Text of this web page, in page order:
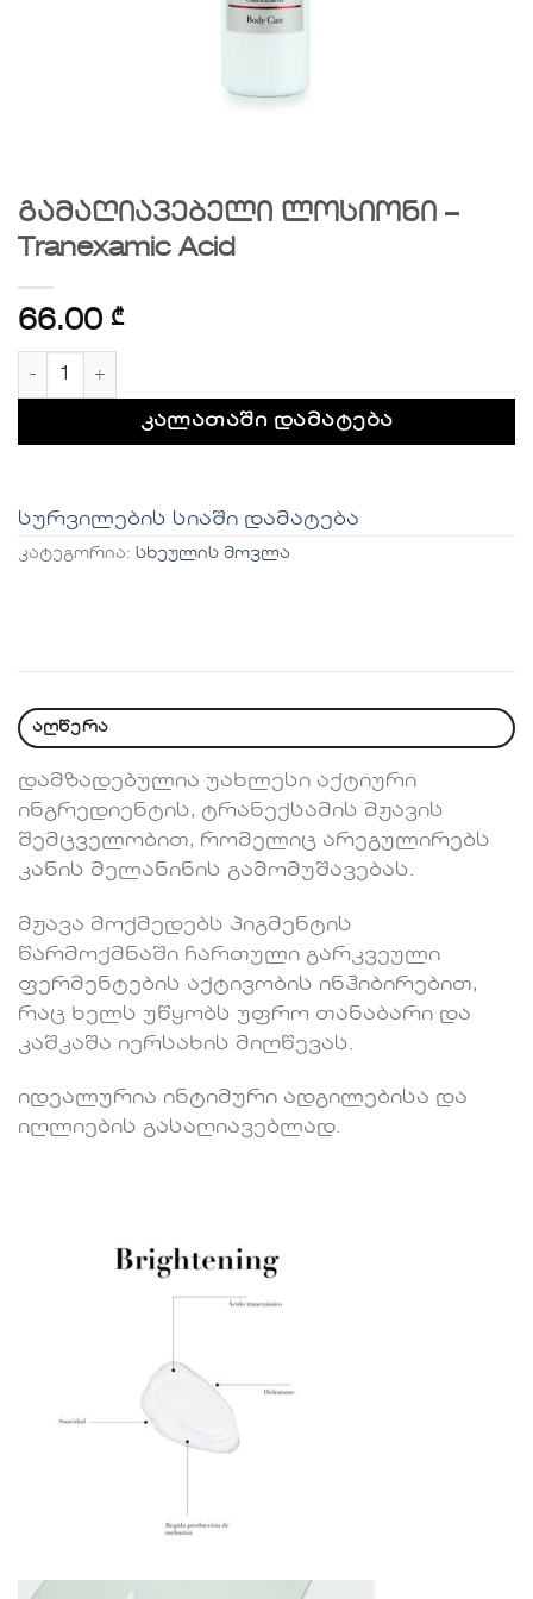
გამაღიავებელი ლოსიონი –
Tranexamic Acid
66.00 ₾
რაოდენობა: გამაღიავებელი ლოსიონი - Tranexamic
კალათაში დამატება
სურვილების სიაში დამატება
კატეგორია: სხეულის მოვლა
აღწერა
დამზადებულია უახლესი აქტიური
ინგრედიენტის, ტრანექსამის მჟავის
შემცველობით, რომელიც არეგულირებს
კანის მელანინის გამომუშავებას.
მჟავა მოქმედებს პიგმენტის
წარმოქმნაში ჩართული გარკვეული
ფერმენტების აქტივობის ინჰიბირებით,
რაც ხელს უწყობს უფრო თანაბარი და
კაშკაშა იერსახის მიღწევას.
იდეალურია ინტიმური ადგილებისა და
იღლიების გასაღიავებლად.